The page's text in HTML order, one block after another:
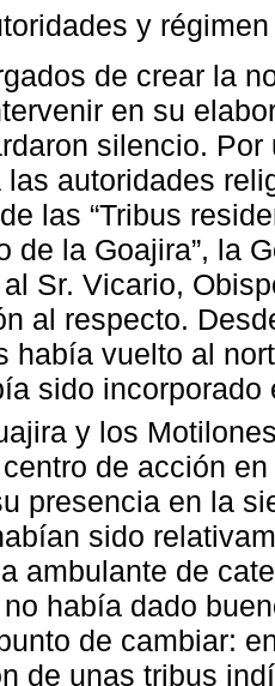
y
de crear la
en su
silencio.
las autoridades
las “Tribus
de la Goajira”, la
al Sr. Vicario,
al respecto.
había vuelto al
sido
y los
de acción
presencia en la
sido
ambulante de
había dado
de cambiar:
de unas tribus